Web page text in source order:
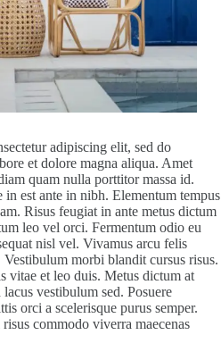
adipiscing elit, sed do
et dolore magna aliqua. Amet
quam nulla porttitor massa id.
in est ante in nibh. Elementum tempus
Risus feugiat in ante metus dictum
leo vel orci. Fermentum odio eu
nisl vel. Vivamus arcu felis
morbi blandit cursus risus.
vitae et leo duis. Metus dictum at
vestibulum sed. Posuere
orci a scelerisque purus semper.
commodo viverra maecenas